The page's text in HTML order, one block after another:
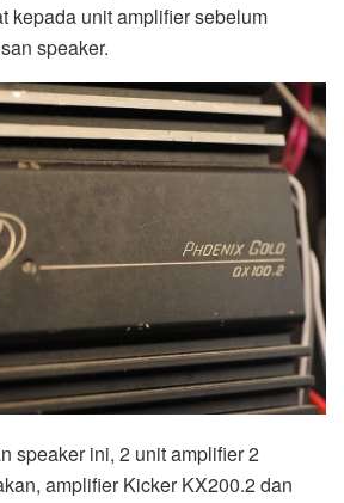
kepada unit amplifier sebelum
speaker.
speaker ini, 2 unit amplifier 2
amplifier Kicker KX200.2 dan